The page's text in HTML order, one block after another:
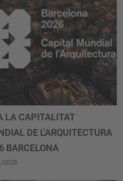
LA CAPITALITAT
DE L'ARQUITECTURA
BARCELONA
2026